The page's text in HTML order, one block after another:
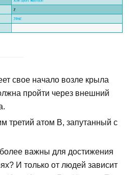
свое начало возле крыла
пройти через внешний
третий атом В, запутанный с
важны для достижения
И только от людей зависит